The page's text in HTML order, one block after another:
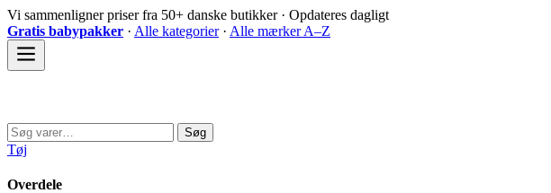
Spring
til
indhold
Vi sammenligner priser fra 50+ danske butikker · Opdateres dagligt
Gratis babypakker · Alle kategorier· Alle mærker A–Z
Søg
efter:
Søg
Tøj
Overdele